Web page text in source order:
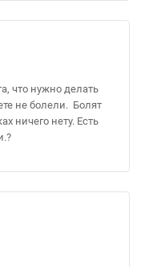
что нужно делать
не болели. Болят
ничего нету. Есть